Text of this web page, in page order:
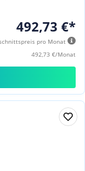
492,73 €*
pro Monat
492,73 €/Monat